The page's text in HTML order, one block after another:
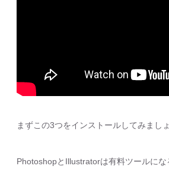
まずこの3つをインストールしてみましょ
PhotoshopとIllustratorは有料ツールに